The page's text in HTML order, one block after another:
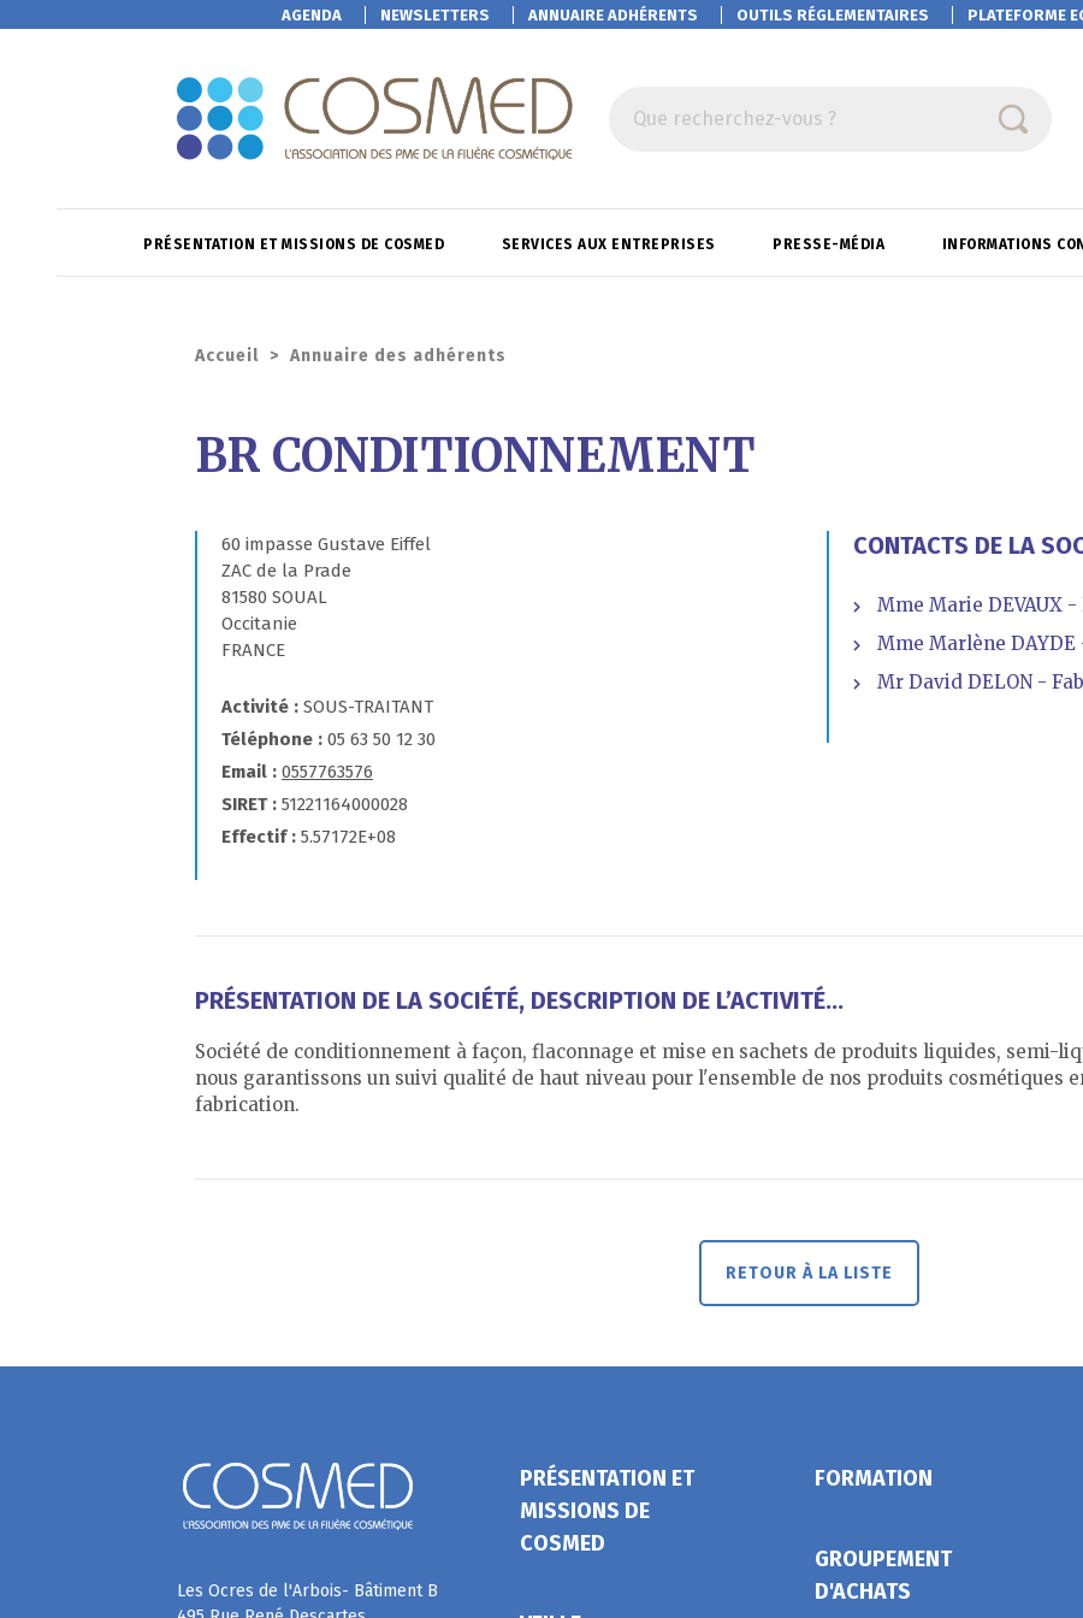
AGENDA NEWSLETTERS ANNUAIRE ADHÉRENTS OUTILS RÉGLEMENTAIRES PLATEFORME
Que recherchez-vous ?
PRÉSENTATION ET MISSIONS DE COSMED SERVICES AUX ENTREPRISES PRESSE-MÉDIA INFORMATIONS
Accueil > Annuaire des adhérents
BR CONDITIONNEMENT
60 impasse Gustave Eiffel
ZAC de la Prade
81580 SOUAL
Occitanie
FRANCE
Activité
SOUS-TRAITANT
Téléphone
05 63 50 12 30
Email
0557763576
SIRET
51221164000028
Effectif
5.57172E+08
CONTACTS DE LA
Mme Marie DEVAUX
Mme Marlène
Mr David DELON -
PRÉSENTATION DE LA SOCIÉTÉ, DESCRIPTION DE L’ACTIVITÉ...
Société de conditionnement à façon, flaconnage et mise en sachets de produits liquides, semi-
nous garantissons un suivi qualité de haut niveau pour l'ensemble de nos produits cosmétiques
fabrication.
RETOUR À LA LISTE
Les Ocres de l'Arbois- Bâtiment B
PRÉSENTATION ET
MISSIONS DE
COSMED
FORMATION
GROUPEMENT
D'ACHATS